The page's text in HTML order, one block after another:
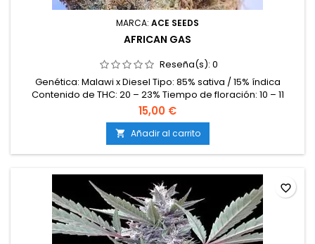
MARCA: ACE SEEDS
AFRICAN GAS
Reseña(s): 0
Genética: Malawi x Diesel Tipo: 85% sativa / 15% índica
Contenido de THC: 20 – 23% Tiempo de floración: 10 – 11
semanas en interior Producción en interior: 500 – 600 g/m²
Producción en exterior: 700 – 1000 g/planta (cosecha a
finales de octubre) Altura: 120 – 160 cm en interior; hasta 300
cm en exterior Aromas y sabores: Muy intensos y
complejos;...
15,00 €
 Añadir al carrito
favorite_border